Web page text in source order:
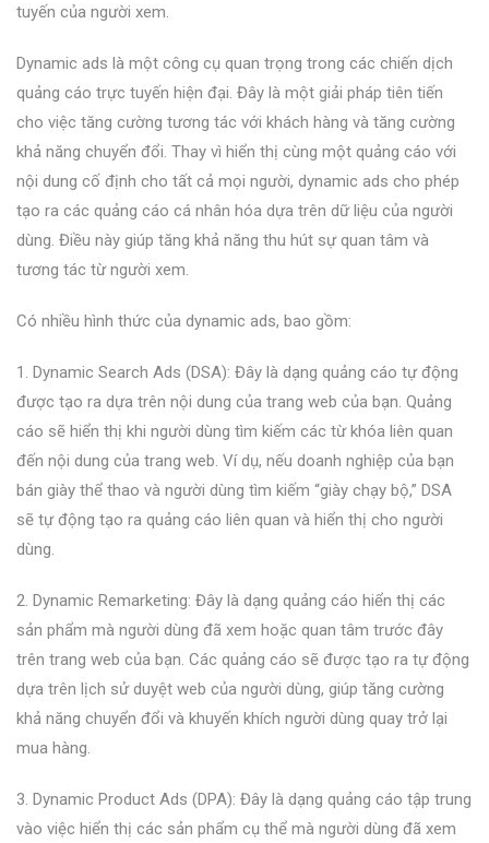
tuyến của người xem.
Dynamic ads là một công cụ quan trọng trong các chiến dịch
quảng cáo trực tuyến hiện đại. Đây là một giải pháp tiên tiến
cho việc tăng cường tương tác với khách hàng và tăng cường
khả năng chuyển đổi. Thay vì hiển thị cùng một quảng cáo với
nội dung cố định cho tất cả mọi người, dynamic ads cho phép
tạo ra các quảng cáo cá nhân hóa dựa trên dữ liệu của người
dùng. Điều này giúp tăng khả năng thu hút sự quan tâm và
tương tác từ người xem.
Có nhiều hình thức của dynamic ads, bao gồm:
1. Dynamic Search Ads (DSA): Đây là dạng quảng cáo tự động
được tạo ra dựa trên nội dung của trang web của bạn. Quảng
cáo sẽ hiển thị khi người dùng tìm kiếm các từ khóa liên quan
đến nội dung của trang web. Ví dụ, nếu doanh nghiệp của bạn
bán giày thể thao và người dùng tìm kiếm “giày chạy bộ,” DSA
sẽ tự động tạo ra quảng cáo liên quan và hiển thị cho người
dùng.
2. Dynamic Remarketing: Đây là dạng quảng cáo hiển thị các
sản phẩm mà người dùng đã xem hoặc quan tâm trước đây
trên trang web của bạn. Các quảng cáo sẽ được tạo ra tự động
dựa trên lịch sử duyệt web của người dùng, giúp tăng cường
khả năng chuyển đổi và khuyến khích người dùng quay trở lại
mua hàng.
3. Dynamic Product Ads (DPA): Đây là dạng quảng cáo tập trung
vào việc hiển thị các sản phẩm cụ thể mà người dùng đã xem